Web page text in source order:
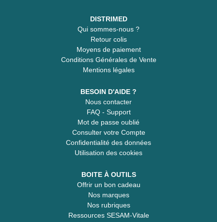
DISTRIMED
Qui sommes-nous ?
Retour colis
Moyens de paiement
Conditions Générales de Vente
Mentions légales
BESOIN D'AIDE ?
Nous contacter
FAQ - Support
Mot de passe oublié
Consulter votre Compte
Confidentialité des données
Utilisation des cookies
BOITE À OUTILS
Offrir un bon cadeau
Nos marques
Nos rubriques
Ressources SESAM-Vitale